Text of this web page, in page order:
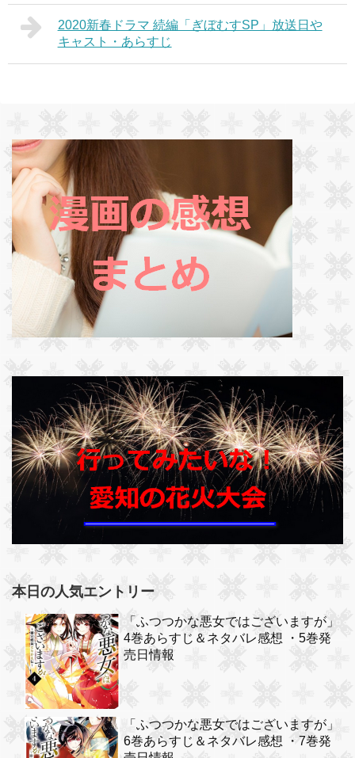
2020新春ドラマ 続編「ぎぼむすSP」放送日や
キャスト・あらすじ
本日の人気エントリー
「ふつつかな悪女ではございますが」
4巻あらすじ＆ネタバレ感想 ・5巻発
売日情報
「ふつつかな悪女ではございますが」
6巻あらすじ＆ネタバレ感想 ・7巻発